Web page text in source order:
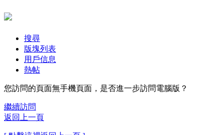
搜尋
版塊列表
用戶信息
熱帖
您訪問的頁面無手機頁面，是否進一步訪問電腦版？
繼續訪問
返回上一頁